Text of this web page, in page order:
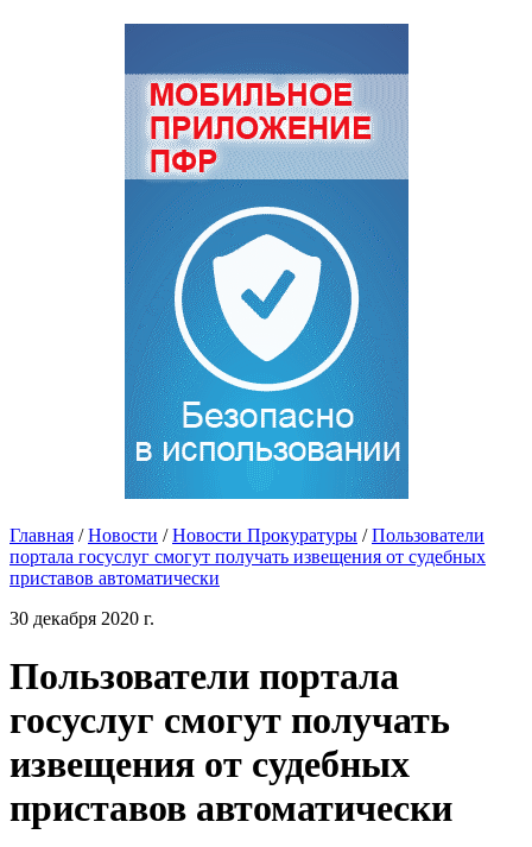
Главная / Новости / Новости Прокуратуры / Пользователи
портала госуслуг смогут получать извещения от судебных
приставов автоматически
30 декабря 2020 г.
Пользователи портала
госуслуг смогут получать
извещения от судебных
приставов автоматически